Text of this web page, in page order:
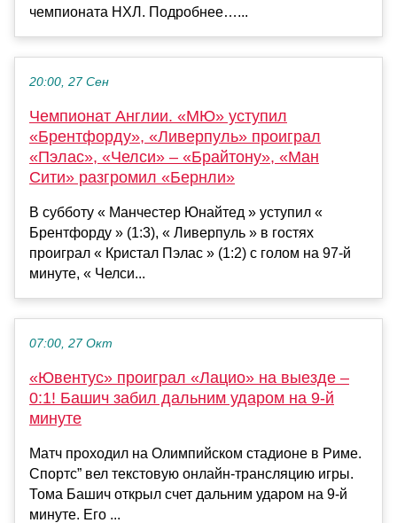
чемпионата НХЛ. Подробнее…...
20:00, 27 Сен
Чемпионат Англии. «МЮ» уступил
«Брентфорду», «Ливерпуль» проиграл
«Пэлас», «Челси» – «Брайтону», «Ман
Сити» разгромил «Бернли»
В субботу « Манчестер Юнайтед » уступил «
Брентфорду » (1:3), « Ливерпуль » в гостях
проиграл « Кристал Пэлас » (1:2) с голом на 97-й
минуте, « Челси...
07:00, 27 Окт
«Ювентус» проиграл «Лацио» на выезде –
0:1! Башич забил дальним ударом на 9-й
минуте
Матч проходил на Олимпийском стадионе в Риме.
Спортс” вел текстовую онлайн-трансляцию игры.
Тома Башич открыл счет дальним ударом на 9-й
минуте. Его ...